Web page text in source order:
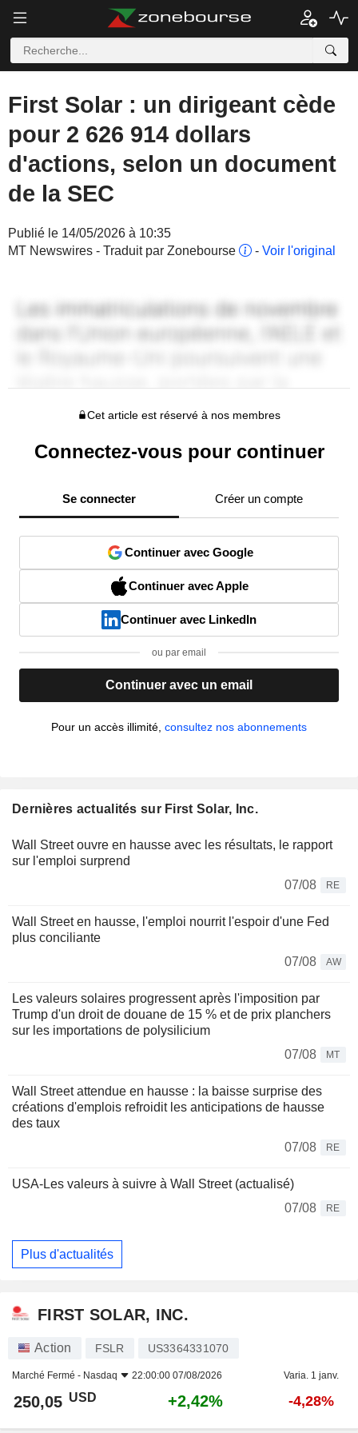
First Solar : un dirigeant cède
pour 2 626 914 dollars
d'actions, selon un document
de la SEC
Publié le 14/05/2026 à 10:35
MT Newswires - Traduit par Zonebourse
- Voir l'original
Cet article est réservé à nos membres
Connectez-vous pour continuer
Se connecter Créer un compte
Continuer avec Google
Continuer avec Apple
Continuer avec LinkedIn
ou par email
Continuer avec un email
Pour un accès illimité, consultez nos abonnements
Dernières actualités sur First Solar, Inc.
Wall Street ouvre en hausse avec les résultats, le rapport
sur l'emploi surprend
07/08
RE
Wall Street en hausse, l'emploi nourrit l'espoir d'une Fed
plus conciliante
07/08
AW
Les valeurs solaires progressent après l'imposition par
Trump d'un droit de douane de 15 % et de prix planchers
sur les importations de polysilicium
07/08
MT
Wall Street attendue en hausse : la baisse surprise des
créations d'emplois refroidit les anticipations de hausse
des taux
07/08
RE
USA-Les valeurs à suivre à Wall Street (actualisé)
07/08
RE
Plus d'actualités
FIRST SOLAR, INC.
Action FSLR US3364331070
Marché Fermé - Nasdaq 22:00:00 07/08/2026 Varia. 1 janv.
250,05 USD +2,42% -4,28%